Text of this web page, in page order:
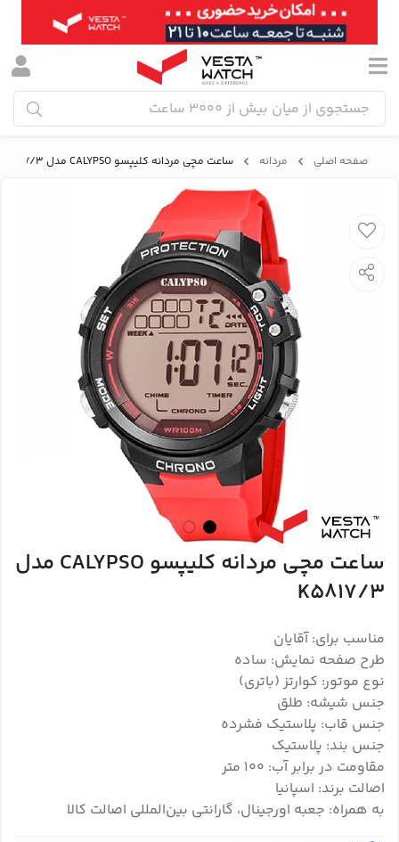
صفحه اصلی مردانه ساعت مچی مردانه کلیپسو CALYPSO مدل K5817/3
ساعت مچی مردانه کلیپسو CALYPSO مدل
K5817/3
مناسب برای: آقایان
طرح صفحه نمایش: ساده
نوع موتور: کوارتز (باتری)
جنس شیشه: طلق
جنس قاب: پلاستیک فشرده
جنس بند: پلاستیک
مقاومت در برابر آب: 100 متر
اصالت برند: اسپانیا
به همراه: جعبه اورجینال، گارانتی بین‌المللی اصالت کالا